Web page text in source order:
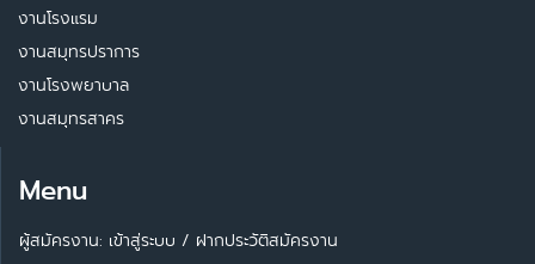
งานโรงแรม
งานสมุทรปราการ
งานโรงพยาบาล
งานสมุทรสาคร
Menu
ผู้สมัครงาน: เข้าสู่ระบบ / ฝากประวัติสมัครงาน